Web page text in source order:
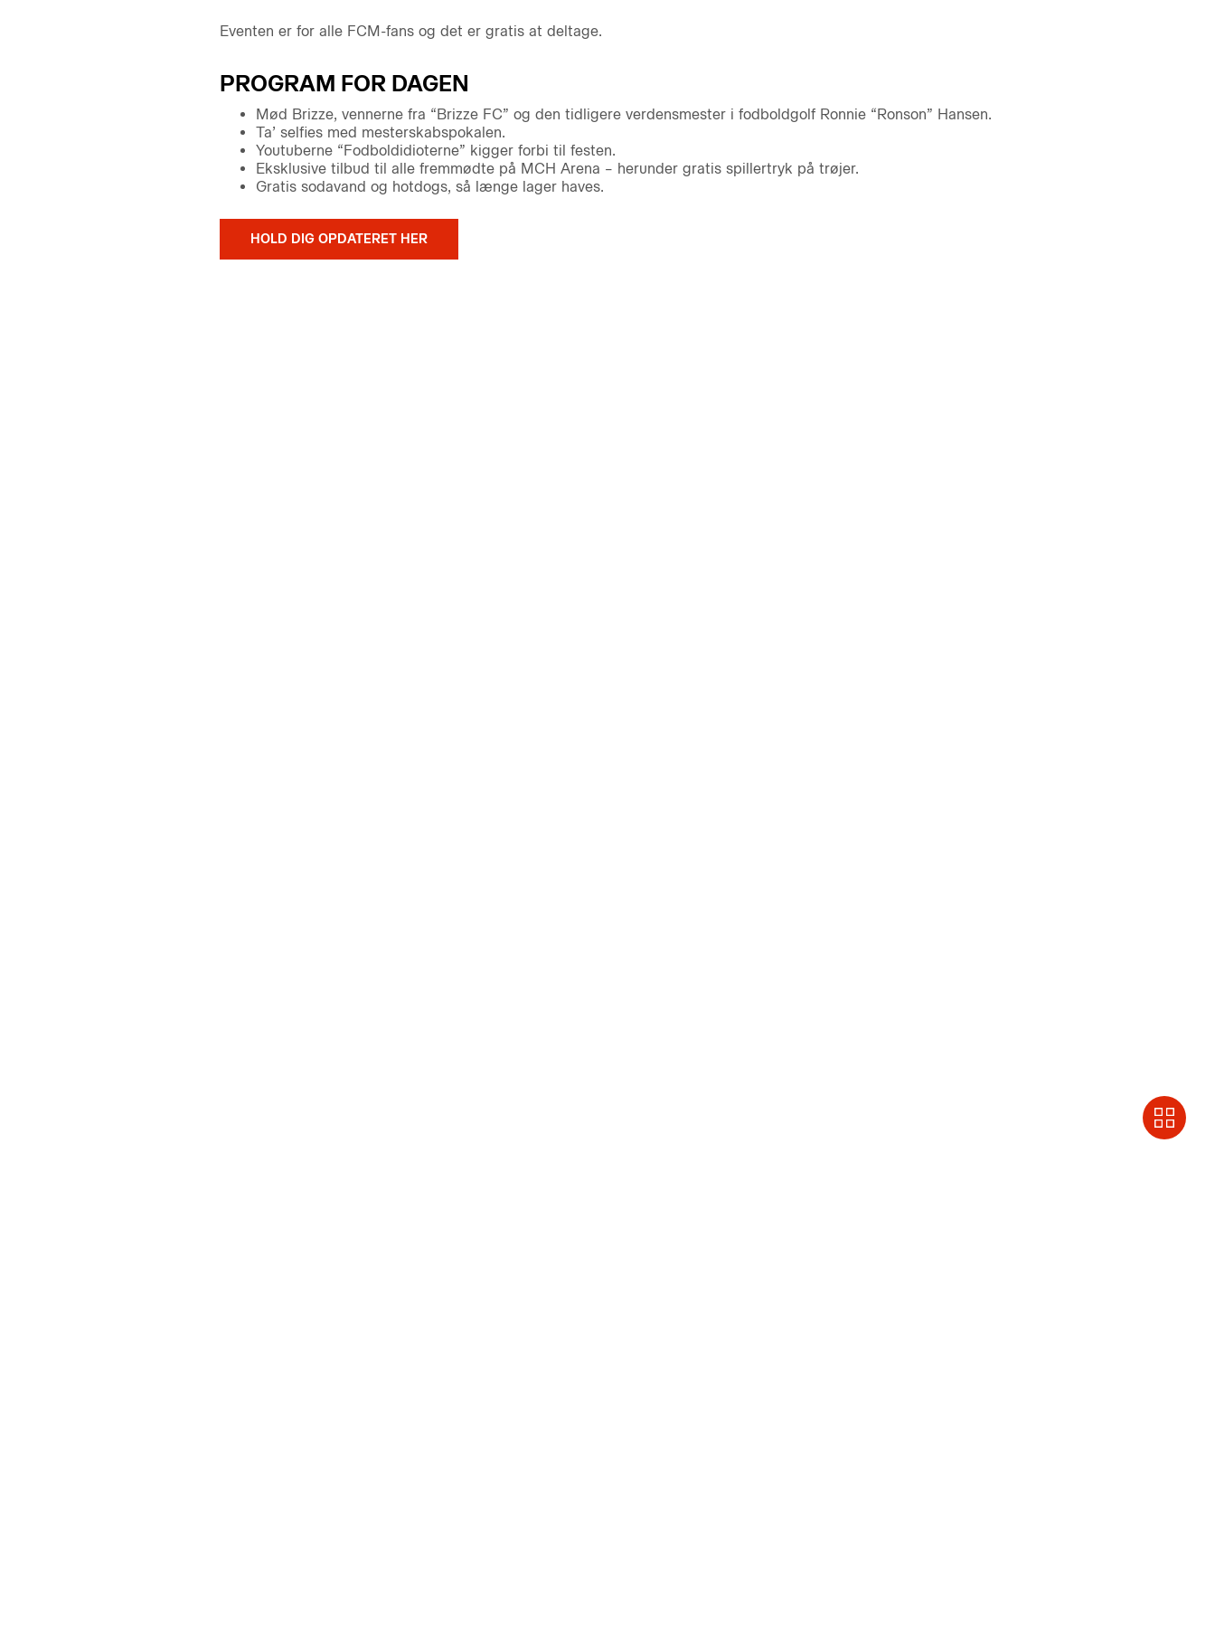
Eventen er for alle FCM-fans og det er gratis at deltage.
PROGRAM FOR DAGEN
Mød Brizze, vennerne fra “Brizze FC” og den tidligere verdensmester i fodboldgolf Ronnie “Ronson” Hansen.
Ta’ selfies med mesterskabspokalen.
Youtuberne “Fodboldidioterne” kigger forbi til festen.
Eksklusive tilbud til alle fremmødte på MCH Arena – herunder gratis spillertryk på trøjer.
Gratis sodavand og hotdogs, så længe lager haves.
HOLD DIG OPDATERET HER